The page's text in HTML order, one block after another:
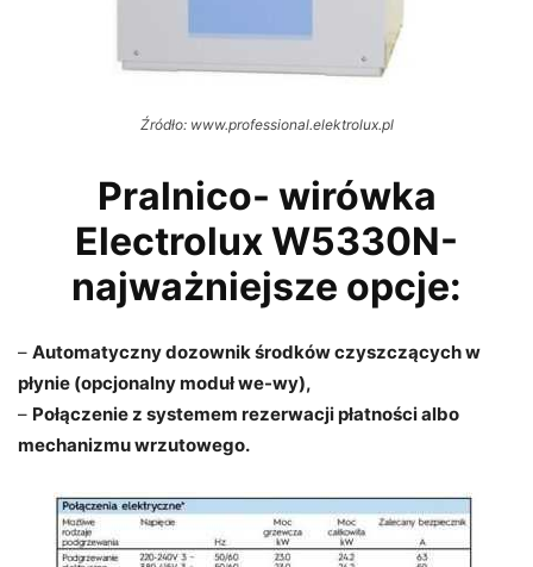
Źródło: www.professional.elektrolux.pl
Pralnico- wirówka
Electrolux W5330N-
najważniejsze opcje:
– Automatyczny dozownik środków czyszczących w
płynie (opcjonalny moduł we-wy),
– Połączenie z systemem rezerwacji płatności albo
mechanizmu wrzutowego.